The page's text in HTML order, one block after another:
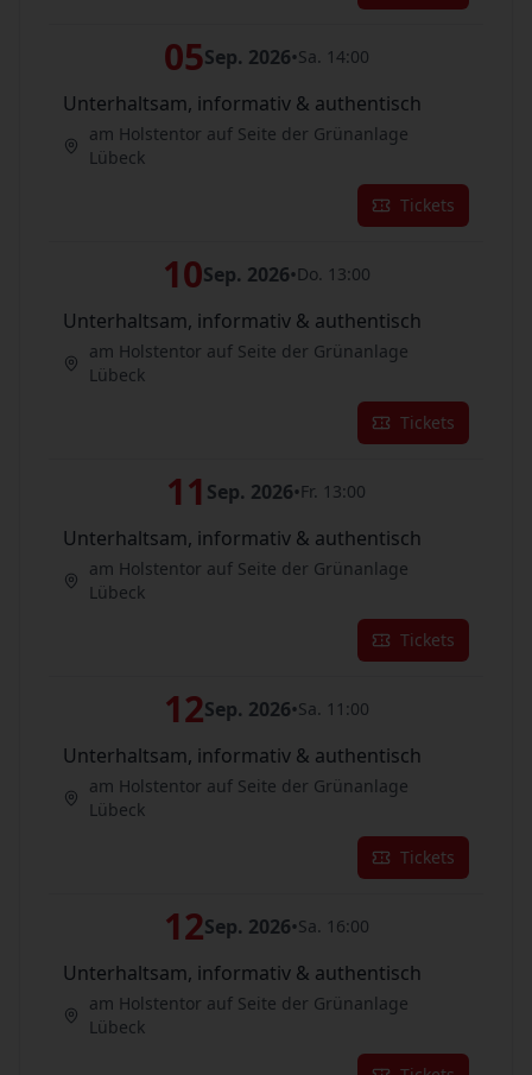
05Sep. 2026•Sa. 14:00
Unterhaltsam, informativ & authentisch
am Holstentor auf Seite der Grünanlage
Lübeck
Tickets
10Sep. 2026•Do. 13:00
Unterhaltsam, informativ & authentisch
am Holstentor auf Seite der Grünanlage
Lübeck
Tickets
11 Sep. 2026•Fr. 13:00
Unterhaltsam, informativ & authentisch
am Holstentor auf Seite der Grünanlage
Lübeck
Tickets
12Sep. 2026•Sa. 11:00
Unterhaltsam, informativ & authentisch
am Holstentor auf Seite der Grünanlage
Lübeck
Tickets
12Sep. 2026•Sa. 16:00
Unterhaltsam, informativ & authentisch
am Holstentor auf Seite der Grünanlage
Lübeck